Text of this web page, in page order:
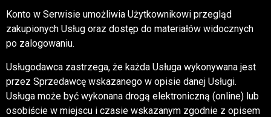
Konto w Serwisie umożliwia Użytkownikowi przegląd
zakupionych Usług oraz dostęp do materiałów widocznych
po zalogowaniu.
Usługodawca zastrzega, że każda Usługa wykonywana jest
przez Sprzedawcę wskazanego w opisie danej Usługi.
Usługa może być wykonana drogą elektroniczną (online) lub
osobiście w miejscu i czasie wskazanym zgodnie z opisem